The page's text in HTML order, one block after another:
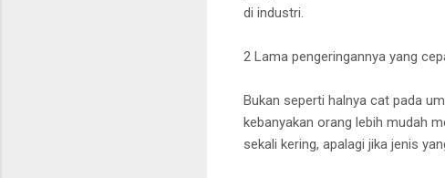
di industri.
2 Lama pengeringannya yang
Bukan seperti halnya cat pada
kebanyakan orang lebih mudah
sekali kering, apalagi jika jenis